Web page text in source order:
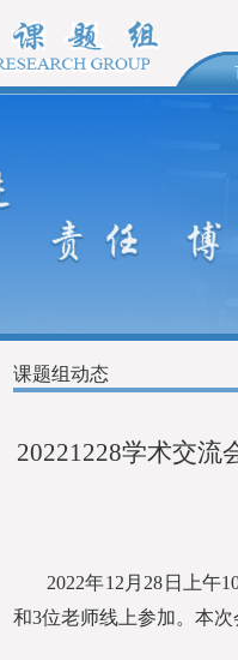
课题组动态
20221228学术交
2022年12月28日上午
和3位老师线上参加。本